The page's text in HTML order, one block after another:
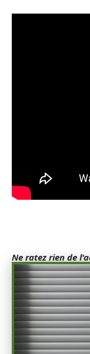
Ne ratez rien de